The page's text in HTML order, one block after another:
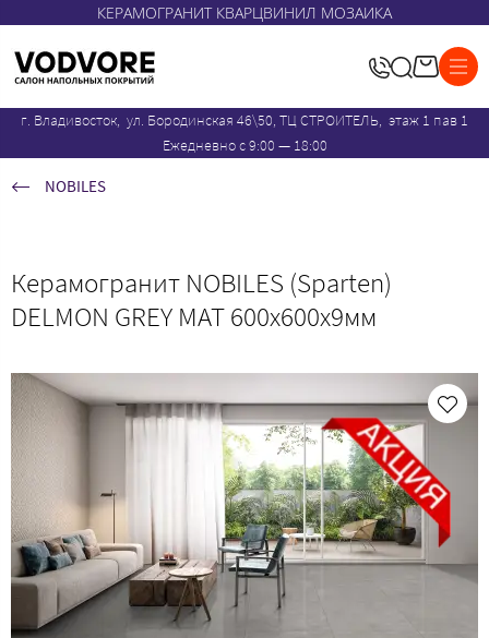
КЕРАМОГРАНИТ КВАРЦВИНИЛ МОЗАИКА
г. Владивосток, ул. Бородинская 46\50, ТЦ СТРОИТЕЛЬ, этаж 1 пав 1
Ежедневно с 9:00 — 18:00
NOBILES
Керамогранит NOBILES (Sparten)
DELMON GREY MAT 600х600х9мм